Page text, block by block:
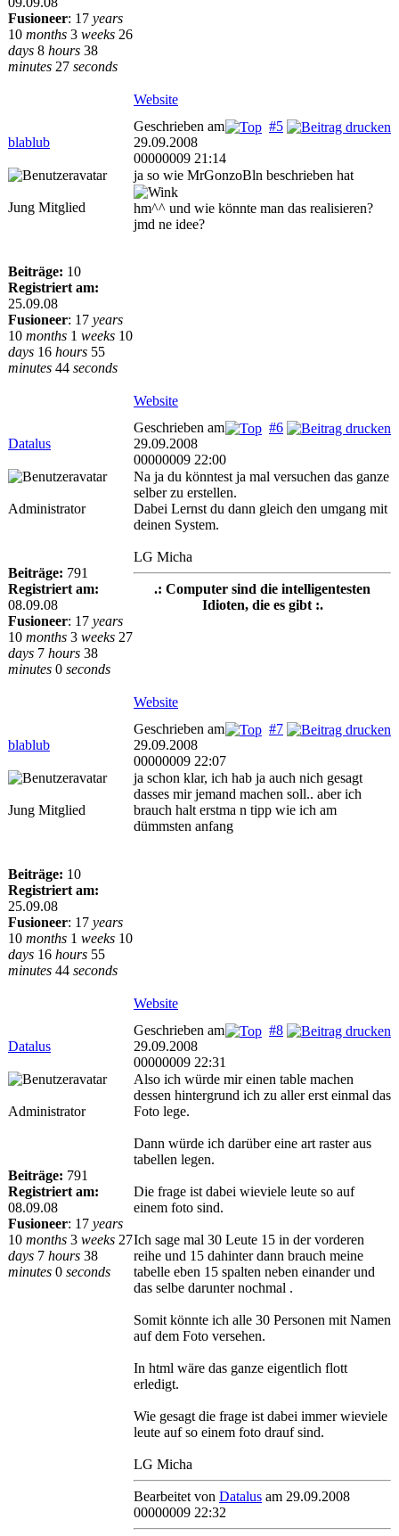
Fusioneer: 17 years
10 months 3 weeks 26
days 8 hours 38
minutes 27 seconds
Website
blablub
#5
Geschrieben am
29.09.2008
00000009 21:14
Jung Mitglied
Beiträge: 10
Registriert am:
25.09.08
Fusioneer: 17 years
10 months 1 weeks 10
days 16 hours 55
minutes 44 seconds
ja so wie MrGonzoBln beschrieben hat
hm^^ und wie könnte man das realisieren?
jmd ne idee?
Website
Datalus
#6
Geschrieben am
29.09.2008
00000009 22:00
Administrator
Beiträge: 791
Registriert am:
08.09.08
Fusioneer: 17 years
10 months 3 weeks 27
days 7 hours 38
minutes 0 seconds
Na ja du könntest ja mal versuchen das ganze
selber zu erstellen.
Dabei Lernst du dann gleich den umgang mit
deinen System.
LG Micha
.: Computer sind die intelligentesten
Idioten, die es gibt :.
Website
blablub
#7
Geschrieben am
29.09.2008
00000009 22:07
Jung Mitglied
Beiträge: 10
Registriert am:
25.09.08
Fusioneer: 17 years
10 months 1 weeks 10
days 16 hours 55
minutes 44 seconds
ja schon klar, ich hab ja auch nich gesagt
dasses mir jemand machen soll.. aber ich
brauch halt erstma n tipp wie ich am
dümmsten anfang
Website
Datalus
#8
Geschrieben am
29.09.2008
00000009 22:31
Administrator
Beiträge: 791
Registriert am:
08.09.08
Fusioneer: 17 years
10 months 3 weeks 27
days 7 hours 38
minutes 0 seconds
Also ich würde mir einen table machen
dessen hintergrund ich zu aller erst einmal das
Foto lege.
Dann würde ich darüber eine art raster aus
tabellen legen.
Die frage ist dabei wieviele leute so auf
einem foto sind.
Ich sage mal 30 Leute 15 in der vorderen
reihe und 15 dahinter dann brauch meine
tabelle eben 15 spalten neben einander und
das selbe darunter nochmal .
Somit könnte ich alle 30 Personen mit Namen
auf dem Foto versehen.
In html wäre das ganze eigentlich flott
erledigt.
Wie gesagt die frage ist dabei immer wieviele
leute auf so einem foto drauf sind.
LG Micha
Bearbeitet von Datalus am 29.09.2008
00000009 22:32